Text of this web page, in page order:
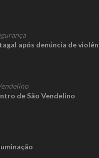
após denúncia de
de São Vendelino